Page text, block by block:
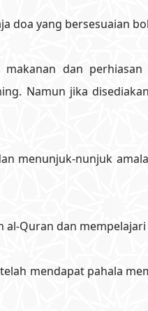
doa yang bersesuaian
dan
Namun jika
menunjuk-nunjuk
Quran dan
mendapat pahala